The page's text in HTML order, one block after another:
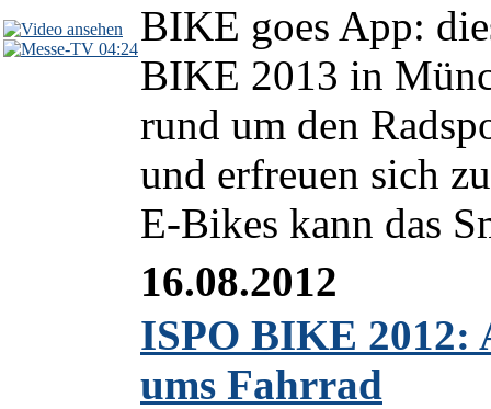
04:24BIKE goes App:
BIKE 2013 in
rund um den
und erfreuen sich
E-Bikes kann das
16.08.2012
ISPO BIKE
ums Fahrrad